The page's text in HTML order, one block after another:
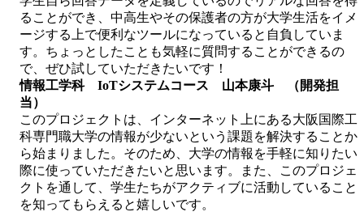
ることができ、中高生やその保護者の方が大学生活をイメ
ージする上で便利なツールになっていると自負していま
す。ちょっとしたことも気軽に質問することができるの
で、ぜひ試していただきたいです！
情報工学科 IoTシステムコース 山本康斗 （開発担
当）
このプロジェクトは、インターネット上にある大阪国際工
科専門職大学の情報が少ないという課題を解決することか
ら始まりました。そのため、大学の情報を手軽に知りたい
際に使っていただきたいと思います。また、このプロジェ
クトを通して、学生たちがアクティブに活動していること
を知ってもらえると嬉しいです。